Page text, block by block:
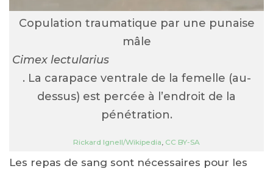
Copulation traumatique par une punaise
mâle
Cimex lectularius
. La carapace ventrale de la femelle (au-
dessus) est percée à l’endroit de la
pénétration.
Rickard Ignell/Wikipedia CC BY-SA
Les repas de sang sont nécessaires pour les